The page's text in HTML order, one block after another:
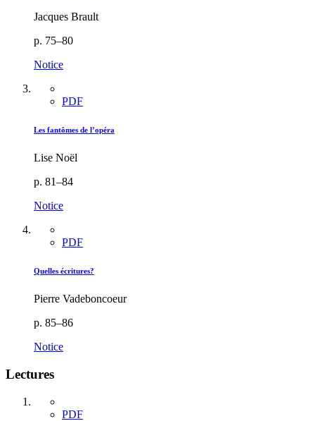
Jacques Brault
p. 75–80
Notice
PDF
Les fantômes de l’opéra
Lise Noël
p. 81–84
Notice
PDF
Quelles écritures?
Pierre Vadeboncoeur
p. 85–86
Notice
Lectures
PDF